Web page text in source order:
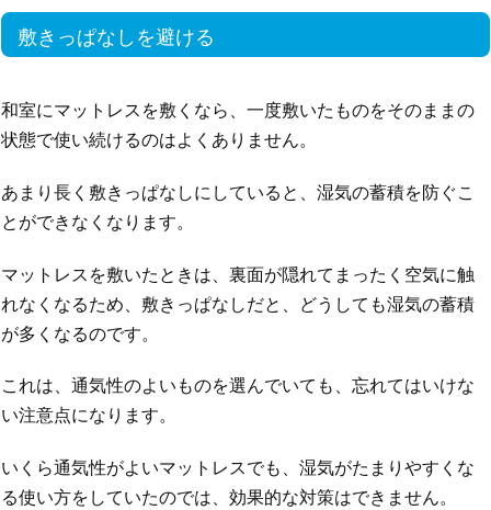
敷きっぱなしを避ける
和室にマットレスを敷くなら、一度敷いたものをそのままの
状態で使い続けるのはよくありません。
あまり長く敷きっぱなしにしていると、湿気の蓄積を防ぐこ
とができなくなります。
マットレスを敷いたときは、裏面が隠れてまったく空気に触
れなくなるため、敷きっぱなしだと、どうしても湿気の蓄積
が多くなるのです。
これは、通気性のよいものを選んでいても、忘れてはいけな
い注意点になります。
いくら通気性がよいマットレスでも、湿気がたまりやすくな
る使い方をしていたのでは、効果的な対策はできません。